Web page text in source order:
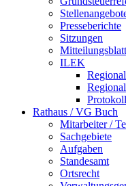
Presseberichte
Sitzungen
Mitteilungsblatt
ILEK
Rathaus / VG Buch
Mitarbeiter /
Sachgebiete
Aufgaben
Standesamt
Ortsrecht